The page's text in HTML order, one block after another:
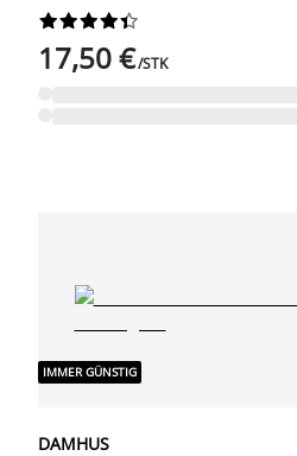






17,50 €/STK
IMMER GÜNSTIG
DAMHUS